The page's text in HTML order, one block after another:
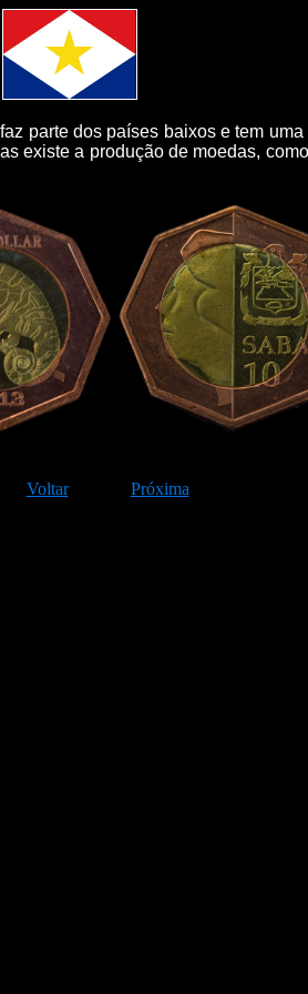
parte dos países baixos e tem
existe a produção de moedas,
Voltar Próxima